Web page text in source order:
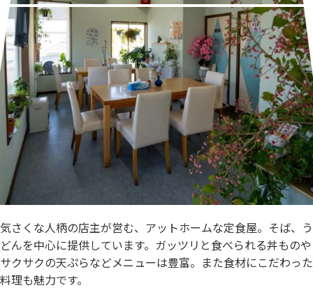
気さくな人柄の店主が営む、アットホームな定食屋。そば、う
どんを中心に提供しています。ガッツリと食べられる丼ものや
サクサクの天ぷらなどメニューは豊富。また食材にこだわった
料理も魅力です。